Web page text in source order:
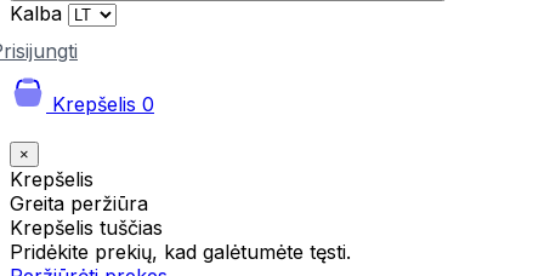
Kalba
Krepšelis 0
×
Krepšelis
Greita peržiūra
Krepšelis tuščias
Pridėkite prekių, kad galėtumėte tęsti.